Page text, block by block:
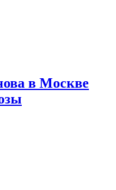
в Москве